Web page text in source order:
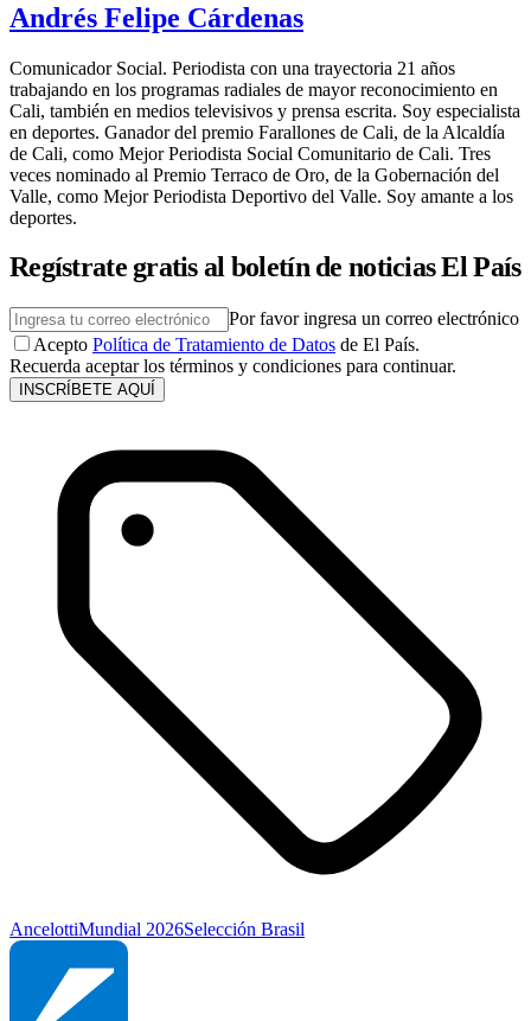
Andrés Felipe Cárdenas
Comunicador Social. Periodista con una trayectoria 21 años
trabajando en los programas radiales de mayor reconocimiento en
Cali, también en medios televisivos y prensa escrita. Soy especialista
en deportes. Ganador del premio Farallones de Cali, de la Alcaldía
de Cali, como Mejor Periodista Social Comunitario de Cali. Tres
veces nominado al Premio Terraco de Oro, de la Gobernación del
Valle, como Mejor Periodista Deportivo del Valle. Soy amante a los
deportes.
Regístrate gratis al boletín de noticias El País
Por favor ingresa un correo electrónico
Acepto Política de Tratamiento de Datos de El País.
Recuerda aceptar los términos y condiciones para continuar.
INSCRÍBETE AQUÍ
AncelottiMundial 2026Selección Brasil